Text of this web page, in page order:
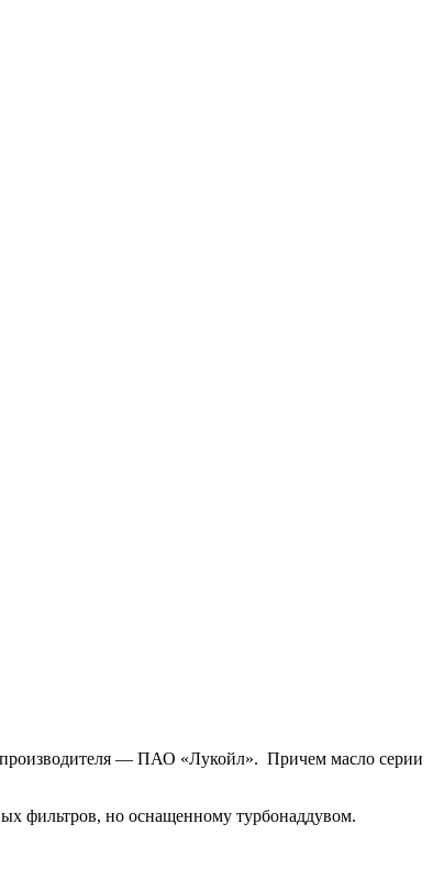
производителя — ПАО «Лукойл». Причем масло серии
фильтров, но оснащенному турбонаддувом.